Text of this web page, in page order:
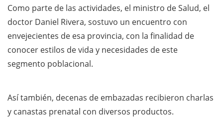
Como parte de las actividades, el ministro de Salud, el
doctor Daniel Rivera, sostuvo un encuentro con
envejecientes de esa provincia, con la finalidad de
conocer estilos de vida y necesidades de este
segmento poblacional.
Así también, decenas de embazadas recibieron charlas
y canastas prenatal con diversos productos.